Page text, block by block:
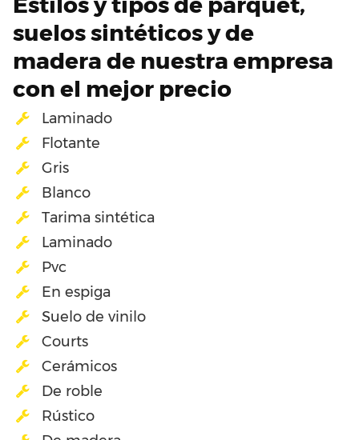
suelos sintéticos y de
madera de nuestra empresa
con el mejor precio
Laminado
Flotante
Gris
Blanco
Tarima sintética
Laminado
Pvc
En espiga
Suelo de vinilo
Courts
Cerámicos
De roble
Rústico